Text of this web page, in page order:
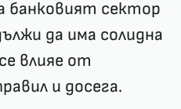
банковият сектор
да има солидна
влияе от
и досега.